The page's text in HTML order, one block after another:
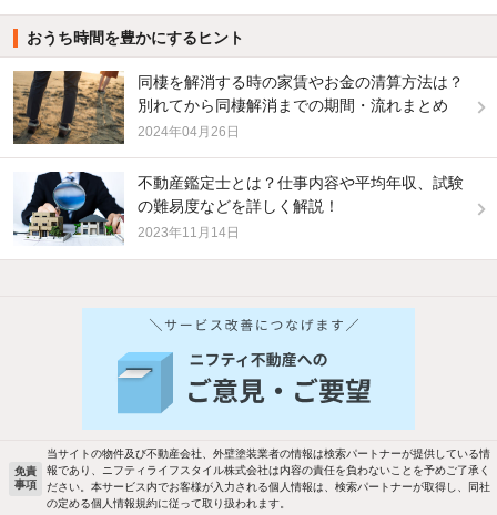
おうち時間を豊かにするヒント
同棲を解消する時の家賃やお金の清算方法は？
別れてから同棲解消までの期間・流れまとめ
2024年04月26日
不動産鑑定士とは？仕事内容や平均年収、試験
の難易度などを詳しく解説！
2023年11月14日
他の人はこんな条件で絞り込んでいます！
バス・トイレ別 2階以上
駐車場あり ペット相談
洗濯機置場あり 独立洗面台
免責
事項
当サイトの物件及び不動産会社、外壁塗装業者の情報は検索パートナーが提供している情
報であり、ニフティライフスタイル株式会社は内容の責任を負わないことを予めご了承く
ださい。本サービス内でお客様が入力される個人情報は、検索パートナーが取得し、同社
の定める個人情報規約に従って取り扱われます。